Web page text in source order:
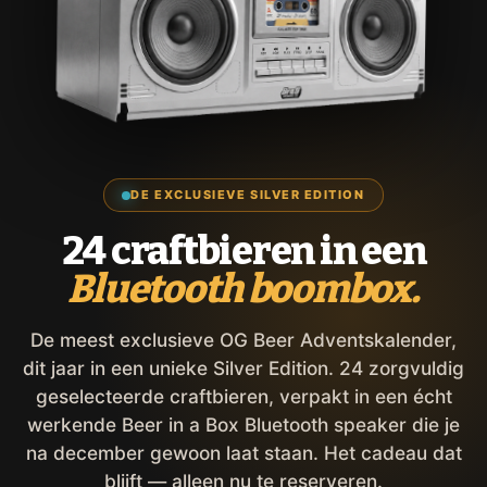
DE EXCLUSIEVE SILVER EDITION
24 craftbieren in een
Bluetooth boombox.
De meest exclusieve OG Beer Adventskalender,
dit jaar in een unieke Silver Edition. 24 zorgvuldig
geselecteerde craftbieren, verpakt in een écht
werkende Beer in a Box Bluetooth speaker die je
na december gewoon laat staan. Het cadeau dat
blijft — alleen nu te reserveren.